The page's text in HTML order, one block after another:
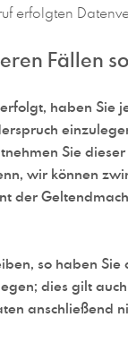
erfolgten
Fällen
haben Sie
Sie
wir können
so haben
dies gilt